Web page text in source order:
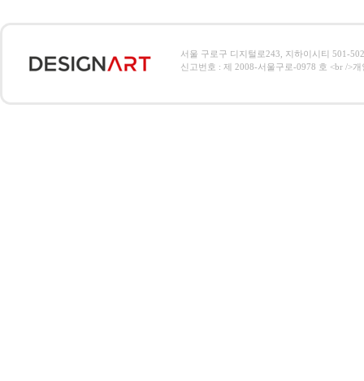
서울 구로구 디지털로243, 지하이시티 501-
신고번호 : 제 2008-서울구로-0978 호 <br />